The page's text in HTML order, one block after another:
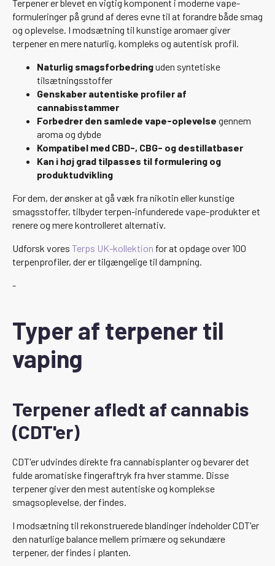
Terpener er blevet en vigtig komponent i moderne vape-
formuleringer på grund af deres evne til at forandre både smag
og oplevelse. I modsætning til kunstige aromaer giver
terpener en mere naturlig, kompleks og autentisk profil.
Naturlig smagsforbedringuden syntetiske
tilsætningsstoffer
Genskaber autentiske profiler af
cannabisstammer
Forbedrer den samlede vape-oplevelse gennem
aroma og dybde
Kompatibel med CBD-, CBG- og destillatbaser
Kan i høj grad tilpasses til formulering og
produktudvikling
For dem, der ønsker at gå væk fra nikotin eller kunstige
smagsstoffer, tilbyder terpen-infunderede vape-produkter et
renere og mere kontrolleret alternativ.
Udforsk vores Terps UK-kollektion for at opdage over 100
terpenprofiler, der er tilgængelige til dampning.
-
Typer af terpener til
vaping
Terpener afledt af cannabis
(CDT'er)
CDT'er udvindes direkte fra cannabisplanter og bevarer det
fulde aromatiske fingeraftryk fra hver stamme. Disse
terpener giver den mest autentiske og komplekse
smagsoplevelse, der findes.
I modsætning til rekonstruerede blandinger indeholder CDT'er
den naturlige balance mellem primære og sekundære
terpener, der findes i planten.